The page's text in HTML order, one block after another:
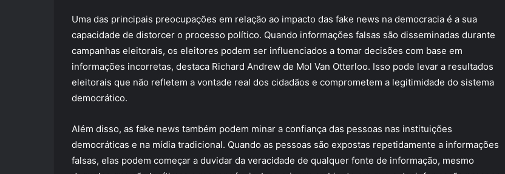
Uma das principais preocupações em relação ao impacto das fake news na democracia é a sua
capacidade de distorcer o processo político. Quando informações falsas são disseminadas durante
campanhas eleitorais, os eleitores podem ser influenciados a tomar decisões com base em
informações incorretas, destaca Richard Andrew de Mol Van Otterloo. Isso pode levar a resultados
eleitorais que não refletem a vontade real dos cidadãos e comprometem a legitimidade do sistema
democrático.
Além disso, as fake news também podem minar a confiança das pessoas nas instituições
democráticas e na mídia tradicional. Quando as pessoas são expostas repetidamente a informações
falsas, elas podem começar a duvidar da veracidade de qualquer fonte de informação, mesmo